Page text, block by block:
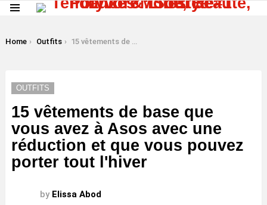
You are here:
Home Outfits 15 vêtements de base que vous avez à Asos avec une réduction et que vous pouvez porter tout l'hiver
OUTFITS
15 vêtements de base que
vous avez à Asos avec une
réduction et que vous pouvez
porter tout l'hiver
by Elissa Abod